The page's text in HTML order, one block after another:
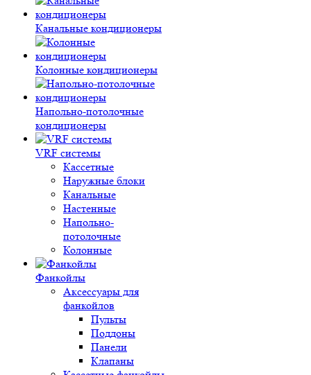
Канальные кондиционеры
Колонные кондиционеры
Напольно-потолочные
кондиционеры
VRF системы
Кассетные
Наружные блоки
Канальные
Настенные
Напольно-
потолочные
Колонные
Фанкойлы
Аксессуары для
фанкойлов
Пульты
Поддоны
Панели
Клапаны